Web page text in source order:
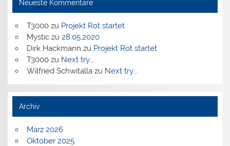
Neueste Kommentare
T3000zu Projekt Rot startet
Mysticzu 28.05.2020
Dirk Hackmann zu Projekt Rot startet
T3000zu Next try….
Wilfried Schwitalla zu Next try….
Archiv
März 2026
Oktober 2025